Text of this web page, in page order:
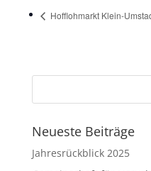
Hofflohmarkt Klein-
Neueste Beiträge
Jahresrückblick 2025